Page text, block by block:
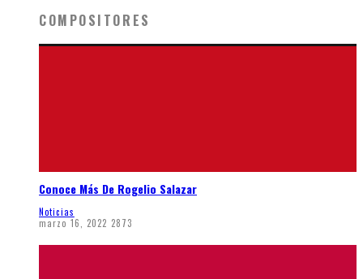
COMPOSITORES
Conoce Más De Rogelio Salazar
Noticias
marzo 16, 2022 2873